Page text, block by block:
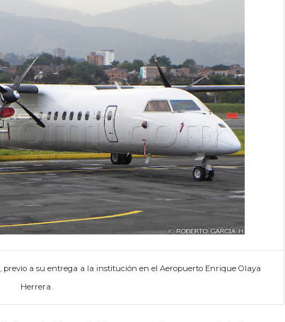
previo a su entrega a la institución en el Aeropuerto Enrique Olaya
Herrera.